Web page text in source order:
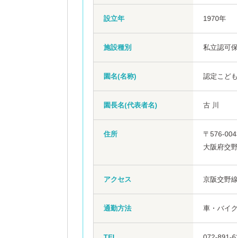
設立年 1970年
施設種別 私立認可
園名(名称) 認定こど
園長名(代表者名) 古 川
住所
〒576-
大阪府交
アクセス 京阪交野
通勤方法 車・バイ